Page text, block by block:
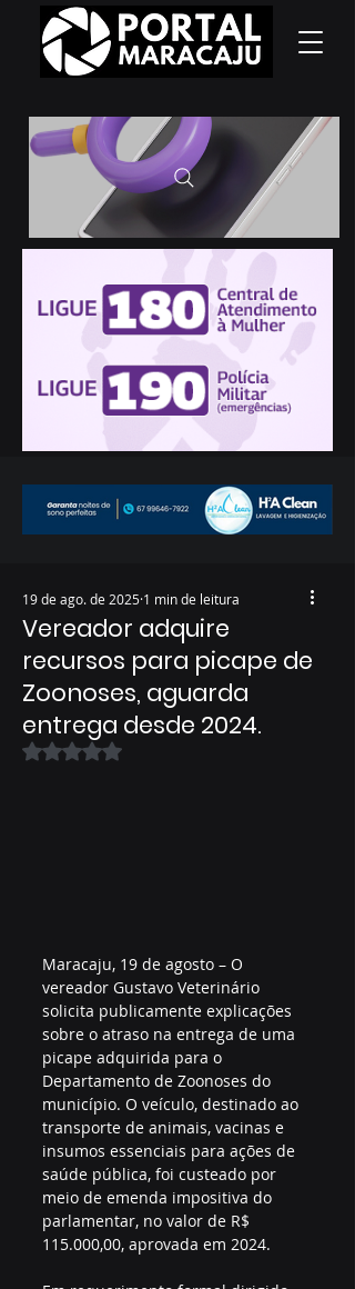
Vereador adquire
recursos para picape de
Zoonoses, aguarda
entrega desde 2024.
19 de ago. de 2025 1 min de leitura
Avaliado com NaN de 5 estrelas.
Maracaju, 19 de agosto – O
vereador Gustavo Veterinário
solicita publicamente explicações
sobre o atraso na entrega de uma
picape adquirida para o
Departamento de Zoonoses do
município. O veículo, destinado ao
transporte de animais, vacinas e
insumos essenciais para ações de
saúde pública, foi custeado por
meio de emenda impositiva do
parlamentar, no valor de R$
115.000,00, aprovada em 2024.